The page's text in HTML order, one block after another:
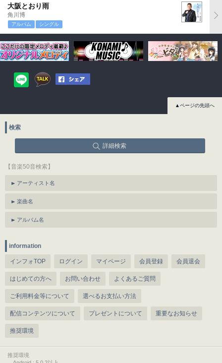
大阪とおり雨
角川博
アルバム シングル
▲ページの先頭へ
検索
詳細検索
【音楽50音検索】
アーティスト名
楽曲名
アルバム名
information
インフォTOP ログイン マイページ 会員登録 会員退会
はじめての方へ お問い合わせ よくあるご質問
ご利用料金等について 選べるお支払い方法
配信コンテンツについて プレゼントについて 重要なお知らせ
推奨環境
推奨環境